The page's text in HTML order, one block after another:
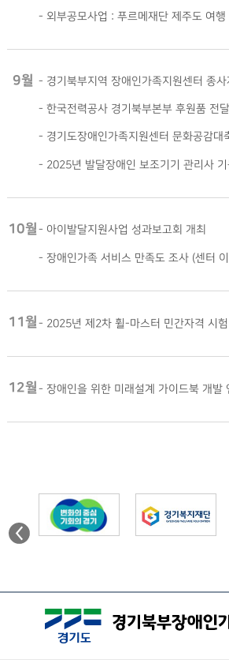
- 외부공모사업 : 푸르메재단 제주도 여
9월 - 경기북부지역 장애인가족지원센터 종사
- 한국전력공사 경기북부본부 후원품 전
- 경기도장애인가족지원센터 문화공감대
- 2025년 발달장애인 보조기기 관리사
10월 - 아이발달지원사업 성과보고회 개최
- 장애인가족 서비스 만족도 조사 (센터
11월 - 2025년 제2차 휠-마스터 민간자격 시험
12월 - 장애인을 위한 미래설계 가이드북 개발